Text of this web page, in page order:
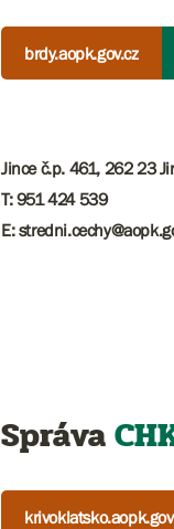
brdy.aopk.gov.cz
Jince č.p. 461, 262 23
T: 951 424 539
E:
Správa